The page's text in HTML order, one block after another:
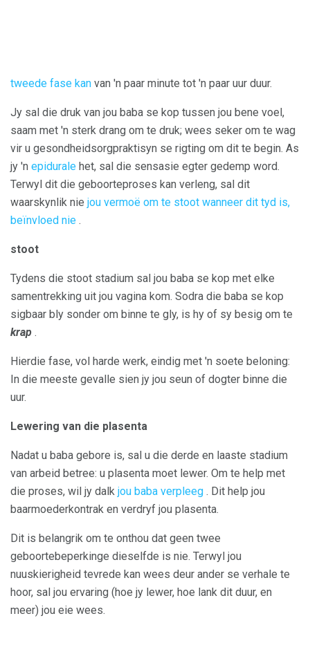
tweede fase kan van 'n paar minute tot 'n paar uur duur.
Jy sal die druk van jou baba se kop tussen jou bene voel,
saam met 'n sterk drang om te druk; wees seker om te wag
vir u gesondheidsorgpraktisyn se rigting om dit te begin. As
jy 'n epidurale het, sal die sensasie egter gedemp word.
Terwyl dit die geboorteproses kan verleng, sal dit
waarskynlik nie jou vermoë om te stoot wanneer dit tyd is,
beïnvloed nie .
stoot
Tydens die stoot stadium sal jou baba se kop met elke
samentrekking uit jou vagina kom. Sodra die baba se kop
sigbaar bly sonder om binne te gly, is hy of sy besig om te
krap .
Hierdie fase, vol harde werk, eindig met 'n soete beloning:
In die meeste gevalle sien jy jou seun of dogter binne die
uur.
Lewering van die plasenta
Nadat u baba gebore is, sal u die derde en laaste stadium
van arbeid betree: u plasenta moet lewer. Om te help met
die proses, wil jy dalk jou baba verpleeg . Dit help jou
baarmoederkontrak en verdryf jou plasenta.
Dit is belangrik om te onthou dat geen twee
geboortebeperkinge dieselfde is nie. Terwyl jou
nuuskierigheid tevrede kan wees deur ander se verhale te
hoor, sal jou ervaring (hoe jy lewer, hoe lank dit duur, en
meer) jou eie wees.